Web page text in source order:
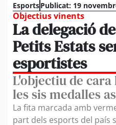
EsportsPublicat: 19
Objectius vinents
La delegació
Petits Estats
esportistes
L'objectiu de
les sis medalles
La fita marcada amb
part dels esports del país